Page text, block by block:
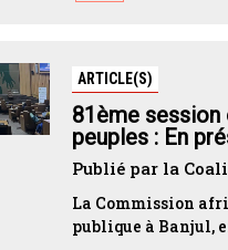
ARTICLE(S)
81ème session
peuples : En
Publié par la
La Commission
publique à Banjul,